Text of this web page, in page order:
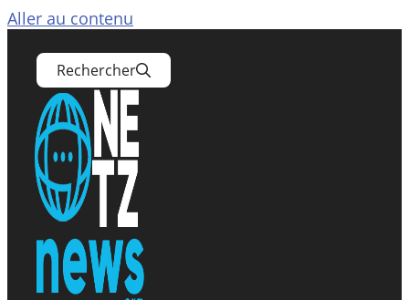
Aller au contenu
Rechercher